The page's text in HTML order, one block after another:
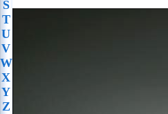
S
T
U
V
W
X
Y
Z